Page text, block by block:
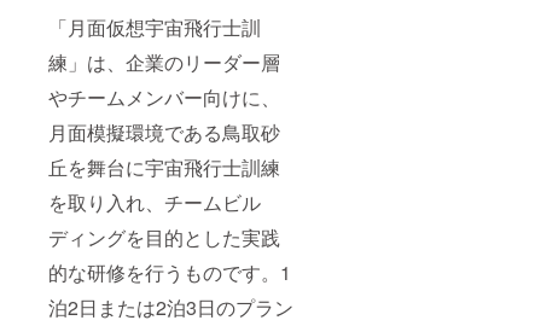
「月面仮想宇宙飛行士訓
練」は、企業のリーダー層
やチームメンバー向けに、
月面模擬環境である鳥取砂
丘を舞台に宇宙飛行士訓練
を取り入れ、チームビル
ディングを目的とした実践
的な研修を行うものです。1
泊2日または2泊3日のプラン